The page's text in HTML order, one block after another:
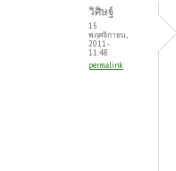
วิศิษฐ์
15
พฤศจิกายน,
2011 -
11:48
permalink